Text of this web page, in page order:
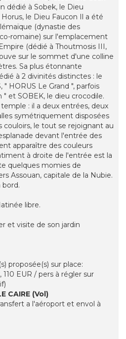
dédié à Sobek, le Dieu
le Dieu Faucon Il a été
(dynastie des
romaine) sur l'emplacement
(dédié à Thoutmosis III,
sur le sommet d'une colline
Sa plus étonnante
à 2 divinités distinctes : le
" HORUS Le Grand ", parfois
" et SOBEK, le dieu crocodile.
: il a deux entrées, deux
symétriquement disposées
le tout se rejoignant au
devant l'entrée des
apparaître des couleurs
à droite de l'entrée est la
quelques momies de
Assouan, capitale de la Nubie.
bord.
libre.
et visite de son jardin
proposée(s) sur place:
EUR / pers à régler sur
CAIRE (Vol)
a l'aéroport et envol à